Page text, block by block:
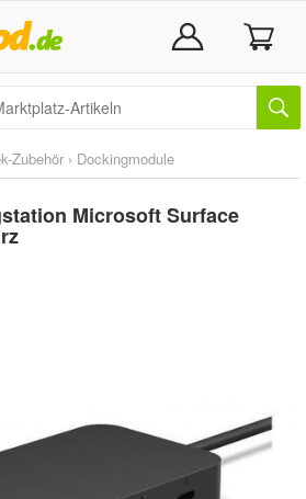
Zubehör › Dockingmodule
Microsoft Surface